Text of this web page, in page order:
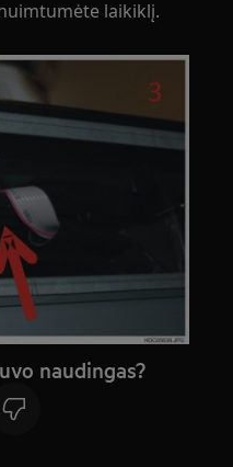
laikiklį.
naudingas?